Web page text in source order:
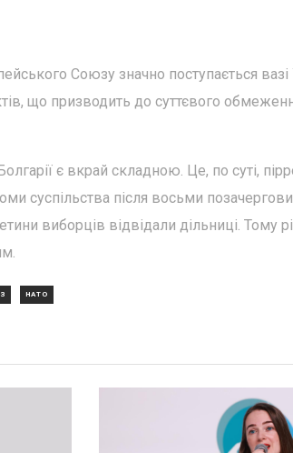
Союзу значно поступається
що призводить до суттєвого
є вкрай складною. Це, по суті,
суспільства після восьми
виборців відвідали дільниці. Тому
НАТО